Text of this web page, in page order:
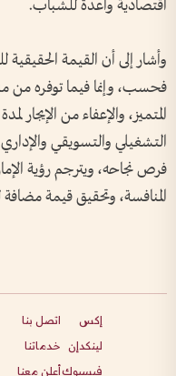
اقتصادية واعدة للشباب.
وأشار إلى أن القيمة الحقيقية
فحسب، وإنما فيما توفره من
المتميز، والإعفاء من
التشغيلي والتسويقي
فرص نجاحه، ويترجم رؤية
المنافسة، وتحقيق قيمة مضافة
إكس
لينكدإن
فيسبوك
اتصل بنا
خدماتنا
أعلن معنا